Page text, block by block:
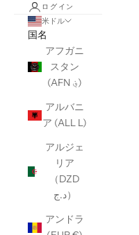
ログイン
米ドル
国名
アフガニ
スタン
(AFN ؋)
アルバニ
ア (ALL L)
アルジェ
リア
（DZD
د.ج）
アンドラ